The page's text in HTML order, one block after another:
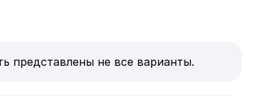
представлены не все варианты.